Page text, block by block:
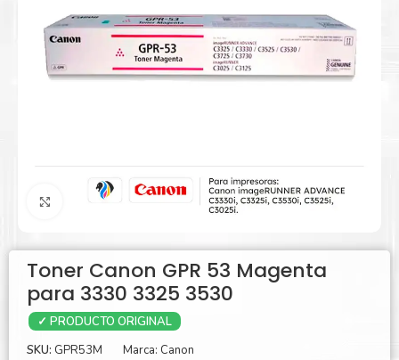
Agrandar
Toner Canon GPR 53 Magenta
para 3330 3325 3530
✓ PRODUCTO ORIGINAL
SKU: GPR53M Marca: Canon